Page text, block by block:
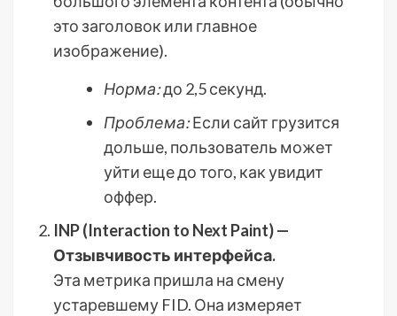
это заголовок или главное
изображение).
Норма:до 2,5 секунд.
Проблема:Если сайт грузится
дольше, пользователь может
уйти еще до того, как увидит
оффер.
INP (Interaction to Next Paint) —
Отзывчивость интерфейса.
Эта метрика пришла на смену
устаревшему FID. Она измеряет